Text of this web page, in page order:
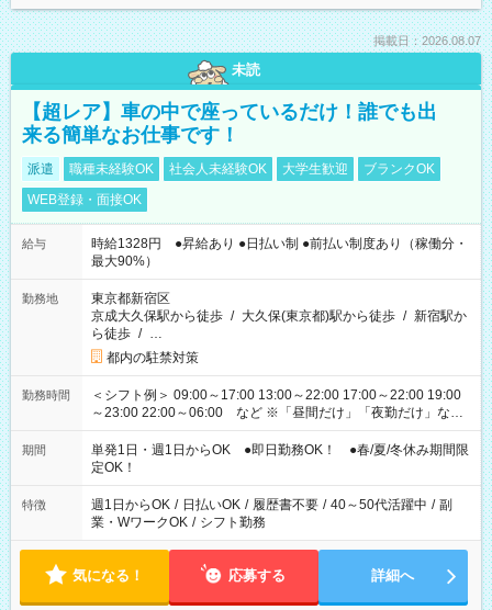
掲載日：2026.08.07
未読
【超レア】車の中で座っているだけ！誰でも出
来る簡単なお仕事です！
派遣 職種未経験OK 社会人未経験OK 大学生歓迎
ブランクOK
WEB登録・面接OK
給与
時給1328円 ●昇給あり ●日払い制 ●前払い制度あり（稼働分・
最大90%）
勤務地
東京都新宿区
京成大久保駅から徒歩 / 大久保(東京都)駅から徒歩 / 新宿駅か
ら徒歩 / …
都内の駐禁対策
勤務時間
＜シフト例＞ 09:00～17:00 13:00～22:00 17:00～22:00 19:00
～23:00 22:00～06:00 など ※「昼間だけ」「夜勤だけ」など
の希望OK
期間
単発1日・週1日からOK ●即日勤務OK！ ●春/夏/冬休み期間限
定OK！
特徴 週1日からOK / 日払いOK / 履歴書不要 / 40～50代活躍中 / 副
業・WワークOK / シフト勤務
気になる！ 応募する 詳細へ